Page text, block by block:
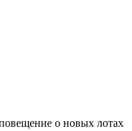
о новых лотах